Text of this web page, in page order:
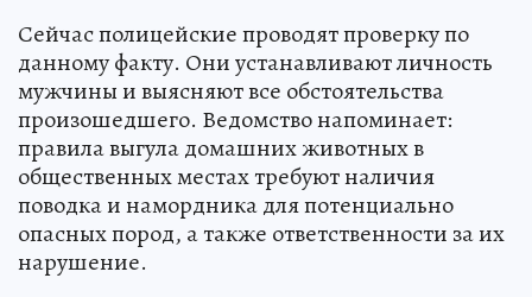
Сейчас полицейские проводят проверку по
данному факту. Они устанавливают личность
мужчины и выясняют все обстоятельства
произошедшего. Ведомство напоминает:
правила выгула домашних животных в
общественных местах требуют наличия
поводка и намордника для потенциально
опасных пород, а также ответственности за их
нарушение.